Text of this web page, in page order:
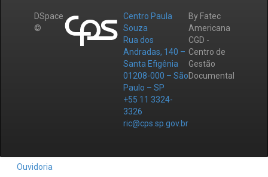
DSpace
©
Centro Paula
Souza
Rua dos
Andradas, 140 –
Santa Efigênia
01208-000 – São
Paulo – SP
+55 11 3324-
3326
ric@cps.sp.gov.br
By Fatec
Americana
CGD -
Centro de
Gestão
Documental
Ouvidoria